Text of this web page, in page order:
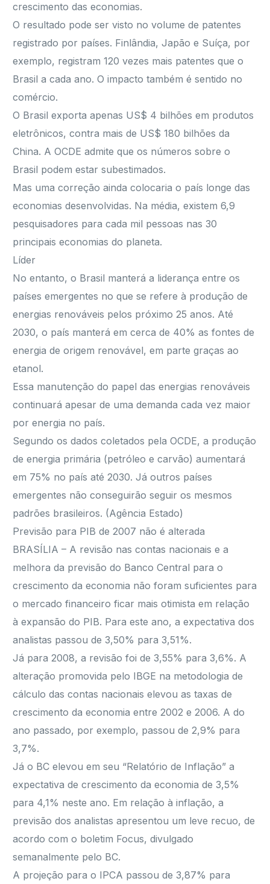
crescimento das economias.
O resultado pode ser visto no volume de patentes
registrado por países. Finlândia, Japão e Suíça, por
exemplo, registram 120 vezes mais patentes que o
Brasil a cada ano. O impacto também é sentido no
comércio.
O Brasil exporta apenas US$ 4 bilhões em produtos
eletrônicos, contra mais de US$ 180 bilhões da
China. A OCDE admite que os números sobre o
Brasil podem estar subestimados.
Mas uma correção ainda colocaria o país longe das
economias desenvolvidas. Na média, existem 6,9
pesquisadores para cada mil pessoas nas 30
principais economias do planeta.
Líder
No entanto, o Brasil manterá a liderança entre os
países emergentes no que se refere à produção de
energias renováveis pelos próximo 25 anos. Até
2030, o país manterá em cerca de 40% as fontes de
energia de origem renovável, em parte graças ao
etanol.
Essa manutenção do papel das energias renováveis
continuará apesar de uma demanda cada vez maior
por energia no país.
Segundo os dados coletados pela OCDE, a produção
de energia primária (petróleo e carvão) aumentará
em 75% no país até 2030. Já outros países
emergentes não conseguirão seguir os mesmos
padrões brasileiros. (Agência Estado)
Previsão para PIB de 2007 não é alterada
BRASÍLIA – A revisão nas contas nacionais e a
melhora da previsão do Banco Central para o
crescimento da economia não foram suficientes para
o mercado financeiro ficar mais otimista em relação
à expansão do PIB. Para este ano, a expectativa dos
analistas passou de 3,50% para 3,51%.
Já para 2008, a revisão foi de 3,55% para 3,6%. A
alteração promovida pelo IBGE na metodologia de
cálculo das contas nacionais elevou as taxas de
crescimento da economia entre 2002 e 2006. A do
ano passado, por exemplo, passou de 2,9% para
3,7%.
Já o BC elevou em seu “Relatório de Inflação” a
expectativa de crescimento da economia de 3,5%
para 4,1% neste ano. Em relação à inflação, a
previsão dos analistas apresentou um leve recuo, de
acordo com o boletim Focus, divulgado
semanalmente pelo BC.
A projeção para o IPCA passou de 3,87% para